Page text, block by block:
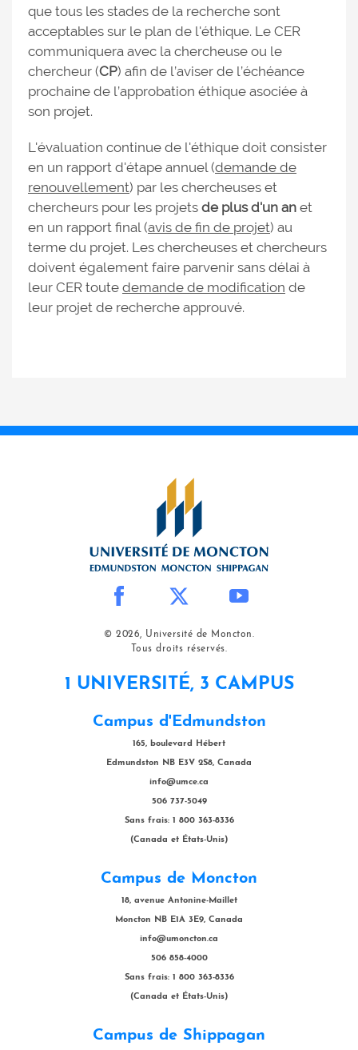
que tous les stades de la recherche sont
acceptables sur le plan de l'éthique. Le CER
communiquera avec la chercheuse ou le
chercheur (CP) afin de l’aviser de l’échéance
prochaine de l’approbation éthique asociée à
son projet.
L'évaluation continue de l'éthique doit consister
en un rapport d'étape annuel (demande de
renouvellement) par les chercheuses et
chercheurs pour les projets de plus d'un an et
en un rapport final (avis de fin de projet) au
terme du projet. Les chercheuses et chercheurs
doivent également faire parvenir sans délai à
leur CER toute demande de modification de
leur projet de recherche approuvé.
© 2026, Université de Moncton.
Tous droits réservés.
1 UNIVERSITÉ, 3 CAMPUS
Campus d'Edmundston
165, boulevard Hébert
Edmundston NB E3V 2S8, Canada
info@umce.ca
506 737-5049
Sans frais: 1 800 363-8336
(Canada et États-Unis)
Campus de Moncton
18, avenue Antonine-Maillet
Moncton NB E1A 3E9, Canada
info@umoncton.ca
506 858-4000
Sans frais: 1 800 363-8336
(Canada et États-Unis)
Campus de Shippagan